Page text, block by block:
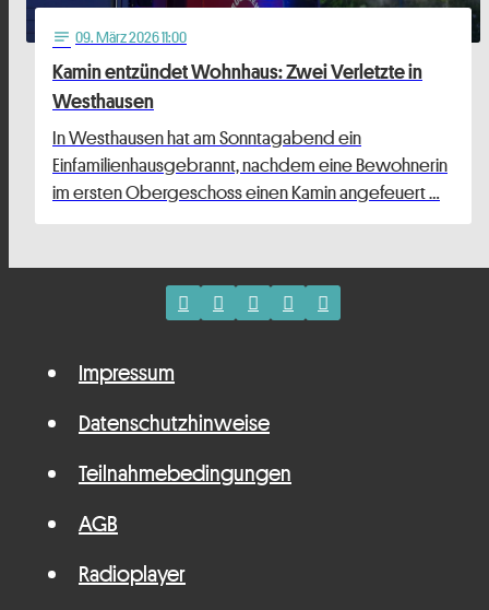
notes 09. März 2026 11:00
Kamin entzündet Wohnhaus: Zwei Verletzte in
Westhausen
In Westhausen hat am Sonntagabend ein
Einfamilienhausgebrannt, nachdem eine Bewohnerin
im ersten Obergeschoss einen Kamin angefeuert …
Impressum
Datenschutzhinweise
Teilnahmebedingungen
AGB
Radioplayer